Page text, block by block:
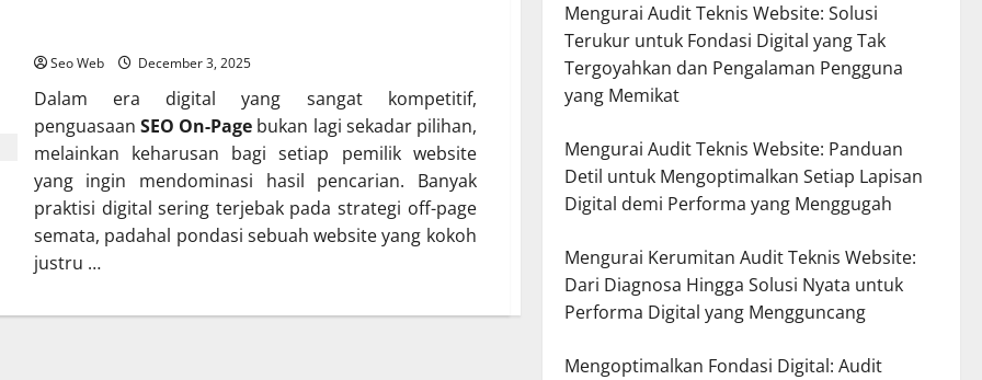
Seo Web December 3, 2025
Dalam era digital yang sangat kompetitif,
penguasaanSEO On-Page bukan lagi sekadar pilihan,
melainkan keharusan bagi setiap pemilik website
yang ingin mendominasi hasil pencarian. Banyak
praktisi digital sering terjebak pada strategi off-page
semata, padahal pondasi sebuah website yang kokoh
justru …
Mengurai Audit Teknis Website: Solusi
Terukur untuk Fondasi Digital yang Tak
Tergoyahkan dan Pengalaman Pengguna
yang Memikat
Mengurai Audit Teknis Website: Panduan
Detil untuk Mengoptimalkan Setiap Lapisan
Digital demi Performa yang Menggugah
Mengurai Kerumitan Audit Teknis Website:
Dari Diagnosa Hingga Solusi Nyata untuk
Performa Digital yang Mengguncang
Mengoptimalkan Fondasi Digital: Audit